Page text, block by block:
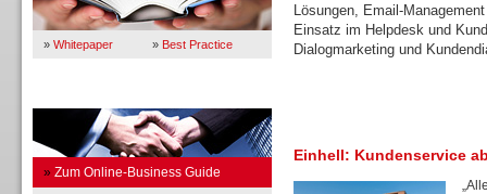
» Whitepaper » Best Practice
» Zum Online-Business Guide
Lösungen, Email-
Einsatz im Helpdesk und
Dialogmarketing und
Einhell: Kundenservice